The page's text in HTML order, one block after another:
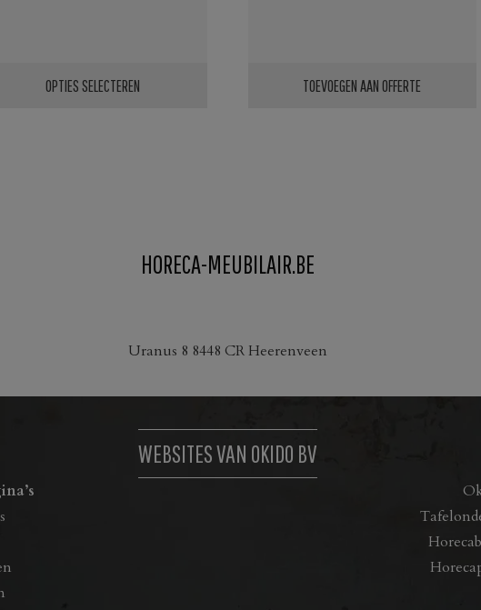
OPTIES SELECTEREN TOEVOEGEN AAN OFFERTE
HORECA-MEUBILAIR.BE
Uranus 8 8448 CR Heerenveen
WEBSITES VAN OKIDO BV